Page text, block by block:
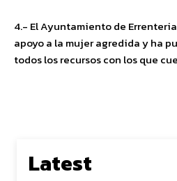
4.- El Ayuntamiento de
apoyo a la mujer agredida y ha
todos los recursos con los que
Latest